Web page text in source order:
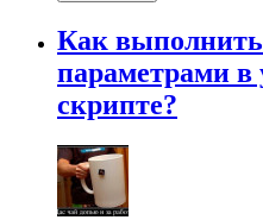
Как
параметрами
скрипте?